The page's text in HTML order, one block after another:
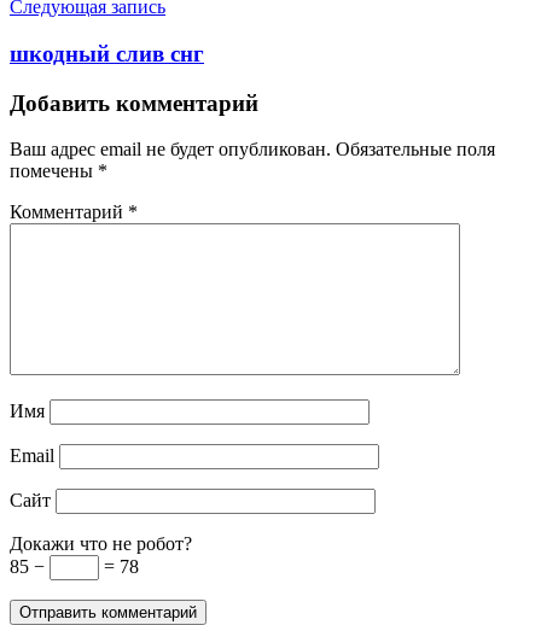
Следующая запись
шкодный слив снг
Добавить комментарий
Ваш адрес email не будет опубликован. Обязательные поля
помечены *
Комментарий *
Имя
Email
Сайт
Докажи что не робот?
85 −
= 78